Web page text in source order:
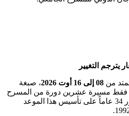
يترجم التغيير
من 08 إلى 16 أوت 2026
، صبغة
فقط مسيرة عشرين دورة من المسرح
الجامعي، بل تُحيي أيضاً مرور 34 عاماً على تأسيس هذا الموعد